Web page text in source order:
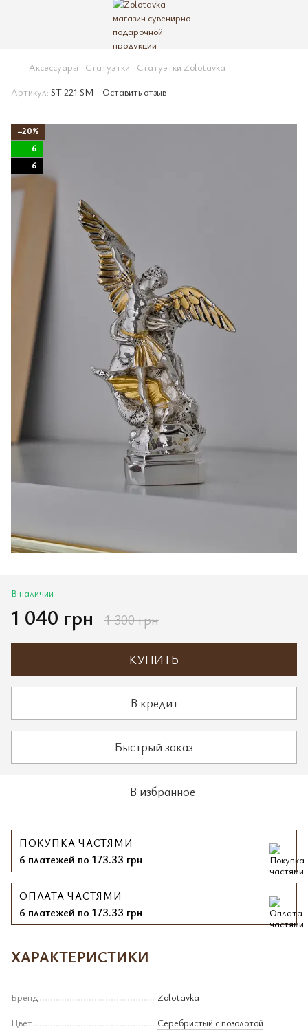
Аксессуары Статуэтки
Статуэтки Zolotavka
Артикул: ST 221 SM Оставить отзыв
−20%
6
6
В наличии
1 040 грн 1 300 грн
КУПИТЬ
В кредит
Быстрый заказ
В избранное
ПОКУПКА ЧАСТЯМИ
6 платежей по 173.33 грн
ОПЛАТА ЧАСТЯМИ
6 платежей по 173.33 грн
ХАРАКТЕРИСТИКИ
Бренд
Zolotavka
Цвет
Серебристый с позолотой